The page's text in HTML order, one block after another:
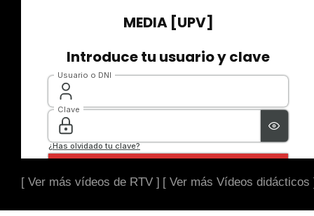
[ Ver más vídeos de RTV ] [ Ver más Vídeos didácticos